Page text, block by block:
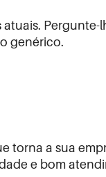
genérico.
torna a sua
e bom